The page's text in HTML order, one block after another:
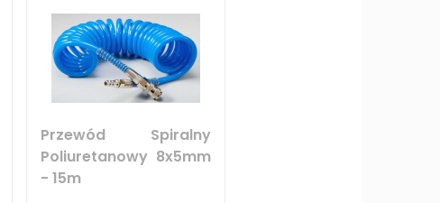
Przewód Spiralny
Poliuretanowy 8x5mm
- 15m